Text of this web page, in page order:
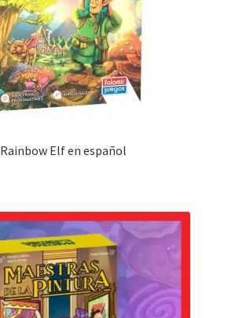
Rainbow Elf en español